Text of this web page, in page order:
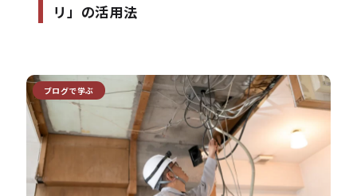
リ」の活用法
ブログで学ぶ